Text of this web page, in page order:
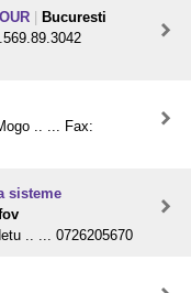
Bucuresti
.. ... Fax:
sisteme
.. ... 0726205670